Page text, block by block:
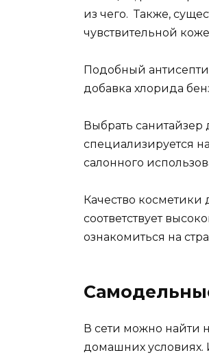
из чего. Также,
чувствительной
Подобный
добавка хлорида
Выбрать санитайзер
специализируется
салонного
Качество
соответствует
ознакомиться на
В сети можно найти
домашних условиях.